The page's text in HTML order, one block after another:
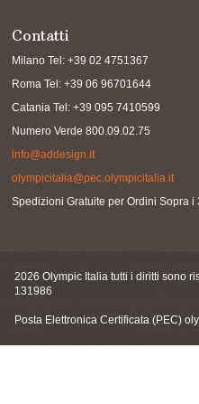
Contatti
Milano Tel: +39 02 4751367
Roma Tel: +39 06 96701644
Catania Tel: +39 095 7410599
Numero Verde 800.09.02.75
info@addesign.it
olympicitalia@pec.olympicitalia.it
Spedizioni Gratuite per Ordini Sopra i
2026 Olympic Italia tutti i diritti sono
131986
Posta Elettronica Certificata (PEC)